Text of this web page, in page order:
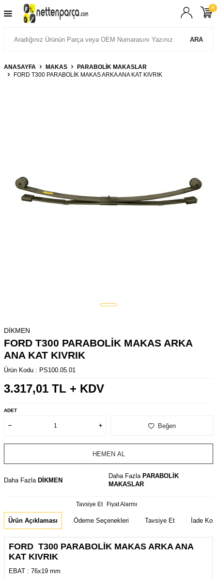
ARA
0
ANASAYFA MAKAS
PARABOLİK MAKASLAR
FORD T300 PARABOLİK MAKAS ARKA ANA KAT KIVRIK
DİKMEN
FORD T300 PARABOLİK MAKAS ARKA
ANA KAT KIVRIK
Ürün Kodu : PS100.05.01
3.317,01 TL + KDV
ADET
Beğen
HEMEN AL
Daha Fazla DİKMEN
Daha Fazla PARABOLİK
MAKASLAR
Tavsiye Et Fiyat Alarmı
Ürün Açıklaması Ödeme Seçenekleri Tavsiye Et İade
FORD T300 PARABOLİK MAKAS ARKA ANA
KAT KIVRIK
EBAT : 76x19 mm